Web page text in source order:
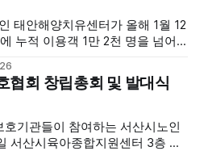
태안해양치유센터가 올해 1월 12
누적 이용객 1만 2천 명을 넘어
그램과 차별화된 웰니스 콘텐츠
을 끌고 있다. 센터는 염지
양자원을 활용해 몸과 마음의 회
운영하고
협회 창립총회 및 발대식
호기관들이 참여하는 서산시노인
서산시육아종합지원센터 3층 공